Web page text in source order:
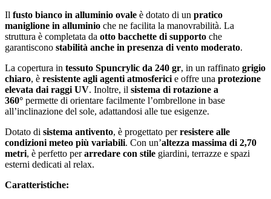
Il fusto bianco in alluminio ovale è dotato di un pratico
maniglione in alluminio che ne facilita la manovrabilità. La
struttura è completata da otto bacchette di supporto che
garantiscono stabilità anche in presenza di vento moderato.
La copertura in tessuto Spuncrylic da 240 gr, in un raffinato grigio
chiaro, è resistente agli agenti atmosferici e offre una protezione
elevata dai raggi UV. Inoltre, il sistema di rotazione a
360° permette di orientare facilmente l’ombrellone in base
all’inclinazione del sole, adattandosi alle tue esigenze.
Dotato di sistema antivento, è progettato perresistere alle
condizioni meteo più variabili. Con un’altezza massima di 2,70
metri, è perfetto perarredare con stile giardini, terrazze e spazi
esterni dedicati al relax.
Caratteristiche: